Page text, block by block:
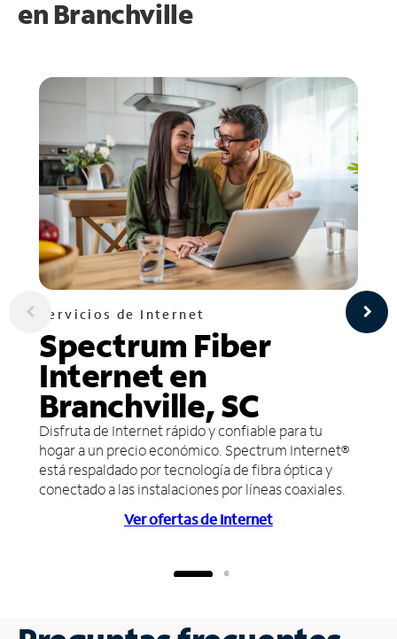
en Branchville
Servicios de Internet
Spectrum Fiber
Internet en
Branchville, SC
Disfruta de Internet rápido y confiable para tu
hogar a un precio económico. Spectrum Internet®
está respaldado por tecnología de fibra óptica y
conectado a las instalaciones por líneas coaxiales.
Ver ofertas de Internet